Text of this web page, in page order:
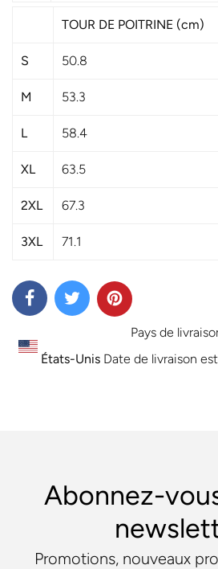
et toujours à la pointe
tendances de la
TOUR DE POITRINE (cm)
S 50.8
M 53.3
L 58.4
XL 63.5
2XL 67.3
3XL 71.1
Pays de
États-Unis Date de livraison
Abonnez-
Promotions, nouveaux